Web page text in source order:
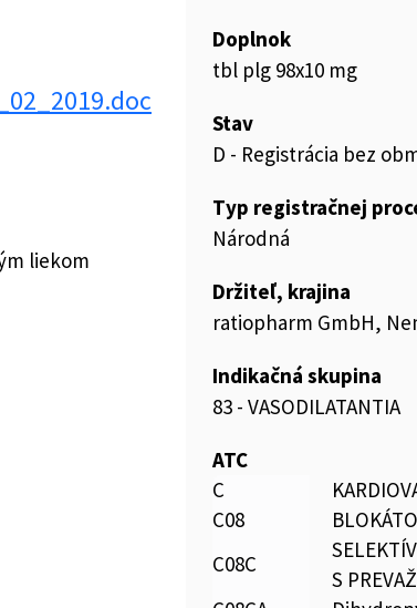
liekom
Doplnok
tbl plg 98x10 mg
Stav
D - Registrácia bez
Typ registračnej
Národná
Držiteľ, krajina
ratiopharm GmbH,
Indikačná skupina
83 - VASODILATANTIA
ATC
C
C08
C08C
S